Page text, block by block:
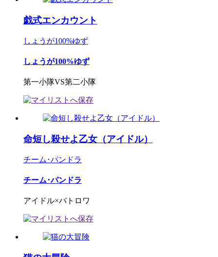
戯式エンカウント
しょうが100%ゆず
しょうが100%ゆず
第一小隊VS第二小隊
命短し殺せよ乙女（アイドル）
チーム･パンドラ
チーム･パンドラ
アイドル×バトロワ